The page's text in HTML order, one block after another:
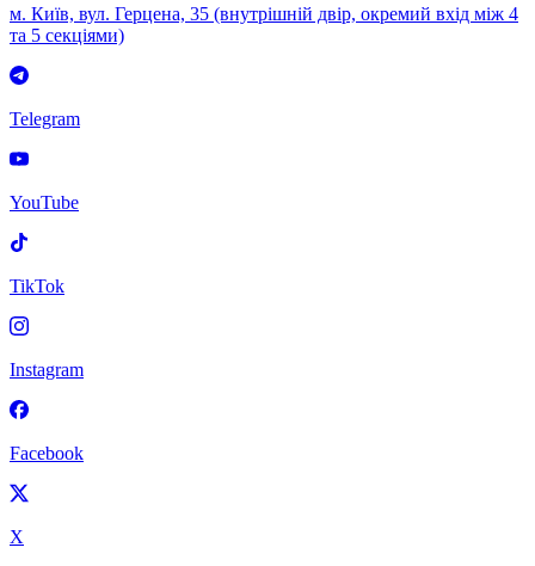
м. Київ, вул. Герцена, 35 (внутрішній двір, окремий вхід між 4
та 5 секціями)
Telegram
YouTube
TikTok
Instagram
Facebook
X